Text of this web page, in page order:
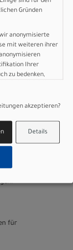
für
15 -
für
Gründen
anonymisierte
mit weiteren ihrer
Ihrer
zu bedenken,
akzeptieren?
Details